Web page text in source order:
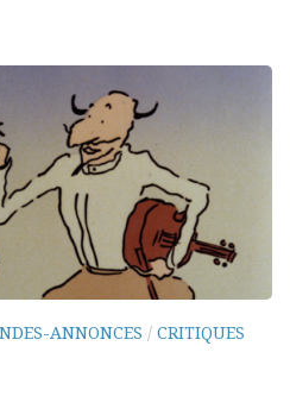
ANNONCES / CRITIQUES